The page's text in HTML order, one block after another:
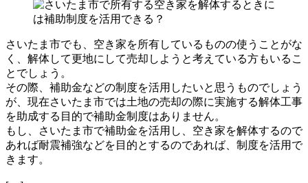
さいたま市でも、空き家を所有しているものの使うことがな
く、解体して更地にして売却しようと考えている方もいるこ
とでしょう。
その際、補助金などの制度を活用したいと思うものでしょう
が、現在さいたま市では土地の売却の際に実施する解体工事
を助成する目的で補助金制度はありません。
もし、さいたま市で補助金を活用し、空き家を解体するので
あれば耐震補強などを目的とするのであれば、制度を活用で
きます。